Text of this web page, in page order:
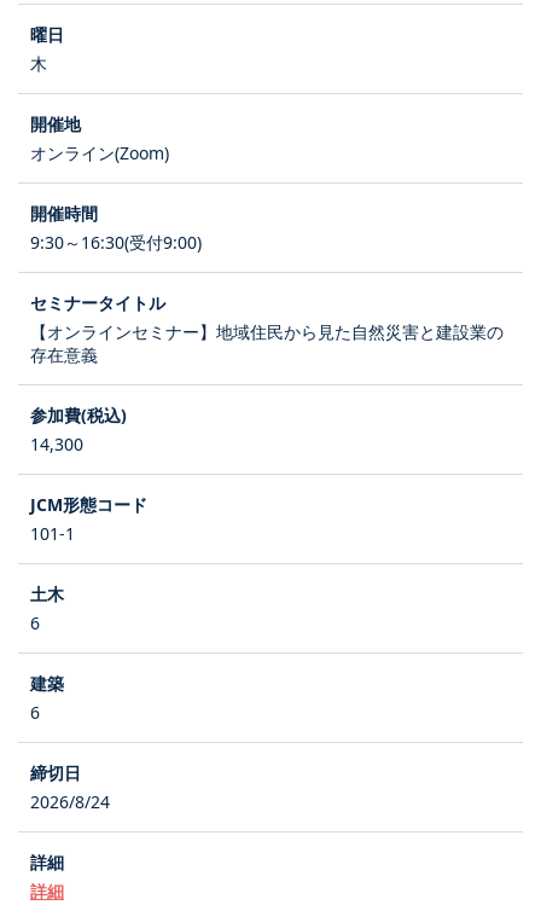
木
オンライン(Zoom)
9:30～16:30(受付9:00)
【オンラインセミナー】地域住民から見た自然災害と建設業の
存在意義
14,300
101-1
6
6
2026/8/24
詳細